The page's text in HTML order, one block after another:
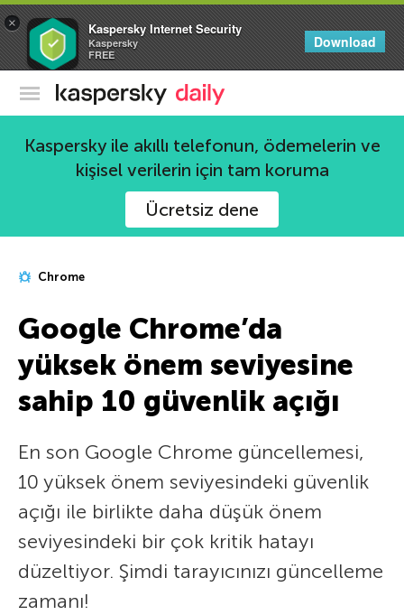
× Kaspersky Internet Security
Kaspersky
FREE
Download
Kaspersky Resmi Blogu
Kaspersky ile akıllı telefonun, ödemelerin ve
kişisel verilerin için tam koruma
Ücretsiz dene
Chrome
Google Chrome’da
yüksek önem seviyesine
sahip 10 güvenlik açığı
En son Google Chrome güncellemesi,
10 yüksek önem seviyesindeki güvenlik
açığı ile birlikte daha düşük önem
seviyesindeki bir çok kritik hatayı
düzeltiyor. Şimdi tarayıcınızı güncelleme
zamanı!